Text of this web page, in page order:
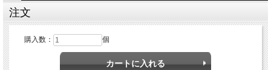
注文
購入数： 個